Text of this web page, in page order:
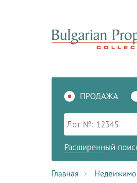
ПРОДАЖА
Расширенный
Главная